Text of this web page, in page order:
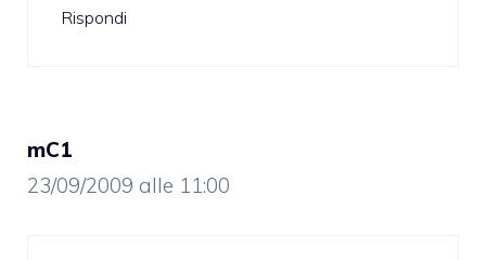
Rispondi
mC1
23/09/2009 alle 11:00